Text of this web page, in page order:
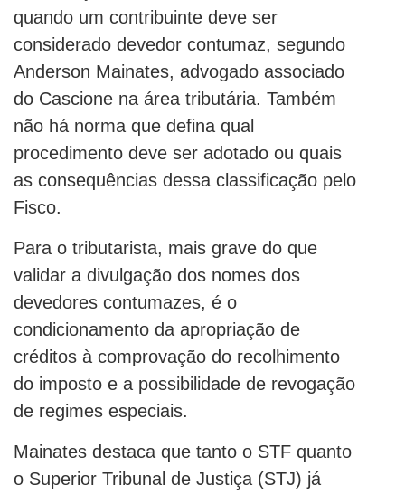
quando um contribuinte deve ser
considerado devedor contumaz, segundo
Anderson Mainates, advogado associado
do Cascione na área tributária. Também
não há norma que defina qual
procedimento deve ser adotado ou quais
as consequências dessa classificação pelo
Fisco.
Para o tributarista, mais grave do que
validar a divulgação dos nomes dos
devedores contumazes, é o
condicionamento da apropriação de
créditos à comprovação do recolhimento
do imposto e a possibilidade de revogação
de regimes especiais.
Mainates destaca que tanto o STF quanto
o Superior Tribunal de Justiça (STJ) já